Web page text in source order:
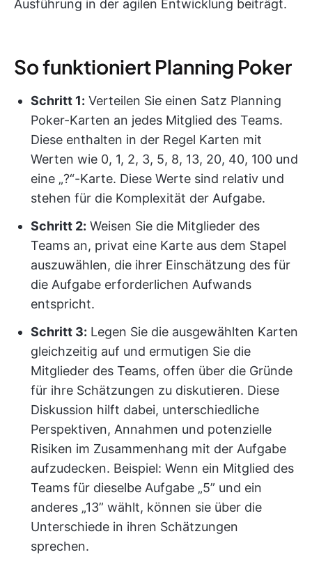
Ausführung in der agilen Entwicklung beiträgt.
So funktioniert Planning Poker
Schritt 1: Verteilen Sie einen Satz Planning
Poker-Karten an jedes Mitglied des Teams.
Diese enthalten in der Regel Karten mit
Werten wie 0, 1, 2, 3, 5, 8, 13, 20, 40, 100 und
eine „?“-Karte. Diese Werte sind relativ und
stehen für die Komplexität der Aufgabe.
Schritt 2: Weisen Sie die Mitglieder des
Teams an, privat eine Karte aus dem Stapel
auszuwählen, die ihrer Einschätzung des für
die Aufgabe erforderlichen Aufwands
entspricht.
Schritt 3: Legen Sie die ausgewählten Karten
gleichzeitig auf und ermutigen Sie die
Mitglieder des Teams, offen über die Gründe
für ihre Schätzungen zu diskutieren. Diese
Diskussion hilft dabei, unterschiedliche
Perspektiven, Annahmen und potenzielle
Risiken im Zusammenhang mit der Aufgabe
aufzudecken. Beispiel: Wenn ein Mitglied des
Teams für dieselbe Aufgabe „5” und ein
anderes „13” wählt, können sie über die
Unterschiede in ihren Schätzungen
sprechen.